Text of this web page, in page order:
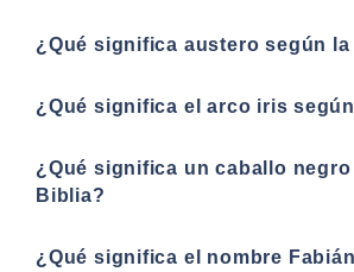
¿Qué significa austero según
¿Qué significa el arco iris
¿Qué significa un caballo
Biblia?
¿Qué significa el nombre